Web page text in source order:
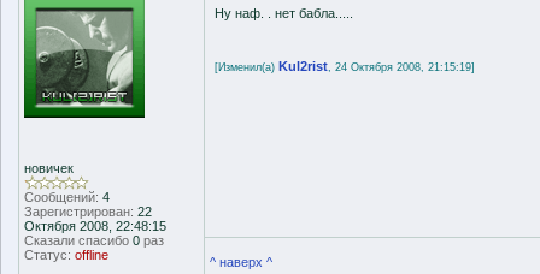
новичек
Сообщений: 4
Зарегистрирован: 22
Октября 2008, 22:48:15
Сказали спасибо 0 раз
Статус: offline
Ну наф. . нет бабла.....
[Изменил(а) Kul2rist, 24 Октября 2008, 21:15:19]
^ наверх ^